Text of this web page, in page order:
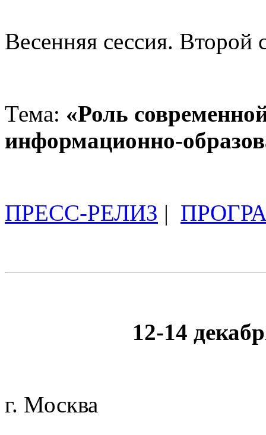
Весенняя сессия. Второй
Тема: «Роль
информационно-
ПРЕСС-РЕЛИЗ |
12-14
г. Москва